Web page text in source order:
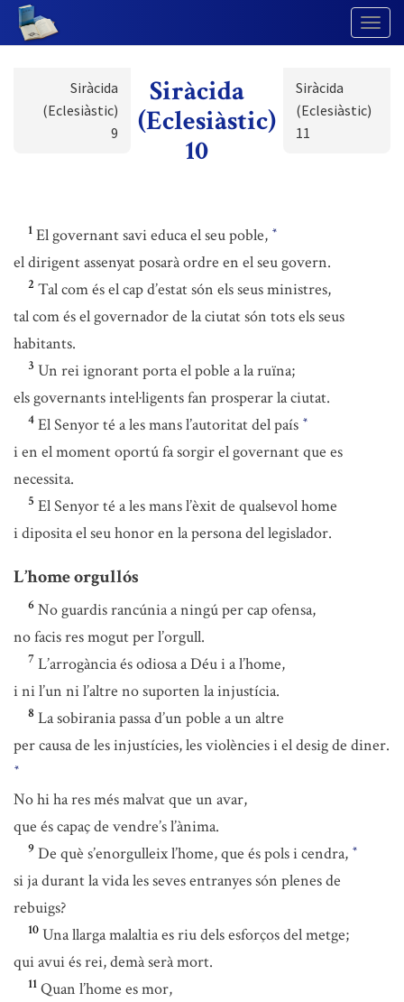
Siràcida
(Eclesiàstic)
9
Siràcida
(Eclesiàstic)
10
Siràcida
(Eclesiàstic)
11
1 El governant savi educa el seu poble, *
el dirigent assenyat posarà ordre en el seu govern.
2 Tal com és el cap d’estat són els seus ministres,
tal com és el governador de la ciutat són tots els seus
habitants.
3 Un rei ignorant porta el poble a la ruïna;
els governants intel·ligents fan prosperar la ciutat.
4 El Senyor té a les mans l’autoritat del país *
i en el moment oportú fa sorgir el governant que es
necessita.
5 El Senyor té a les mans l’èxit de qualsevol home
i diposita el seu honor en la persona del legislador.
L’home orgullós
6 No guardis rancúnia a ningú per cap ofensa,
no facis res mogut per l’orgull.
7 L’arrogància és odiosa a Déu i a l’home,
i ni l’un ni l’altre no suporten la injustícia.
8 La sobirania passa d’un poble a un altre
per causa de les injustícies, les violències i el desig de diner.
*
No hi ha res més malvat que un avar,
que és capaç de vendre’s l’ànima.
9 De què s’enorgulleix l’home, que és pols i cendra, *
si ja durant la vida les seves entranyes són plenes de
rebuigs?
10 Una llarga malaltia es riu dels esforços del metge;
qui avui és rei, demà serà mort.
11 Quan l’home es mor,